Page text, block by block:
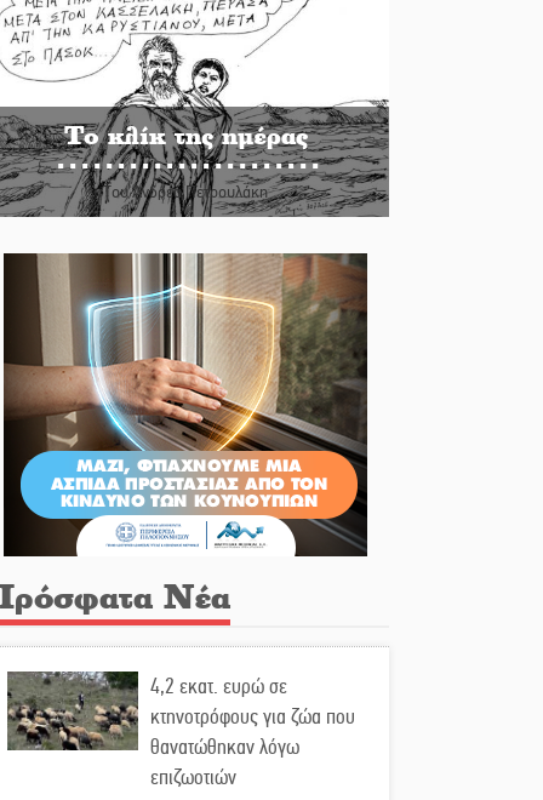
Το κλίκ της ημέρας
Του Ανδρέα Πετρουλάκη
Νέα
4,2 εκατ. ευρώ σε
κτηνοτρόφους για ζώα που
θανατώθηκαν λόγω
επιζωοτιών